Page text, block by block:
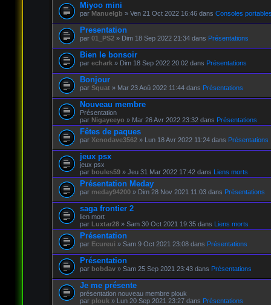
Miyoo mini
par Manuelgb » Ven 21 Oct 2022 16:46 dans Consoles
Presentation
par 01_PS2» Dim 18 Sep 2022 21:34 dans Présentations
Bien le bonsoir
par echark» Dim 18 Sep 2022 20:02 dans Présentations
Bonjour
par Squat» Mar 23 Aoû 2022 11:44 dans Présentations
Nouveau membre
Présentation
par Nigayeeyo » Mar 26 Avr 2022 23:32 dans Présentations
Fêtes de paques
par Xenodave3562» Lun 18 Avr 2022 11:24 dans Présentations
jeux psx
jeux psx
par boules59» Jeu 31 Mar 2022 17:42 dans Liens morts
Présentation Meday
par meday94200» Dim 28 Nov 2021 11:03 dans Présentations
saga frontier 2
lien mort
par Luxtar28» Sam 30 Oct 2021 19:35 dans Liens morts
Présentation
par Ecureui » Sam 9 Oct 2021 23:08 dans Présentations
Présentation
par bobdav» Sam 25 Sep 2021 23:43 dans Présentations
Je me présente
présentation nouveau membre plouk
par plouk» Lun 20 Sep 2021 23:27 dans Présentations